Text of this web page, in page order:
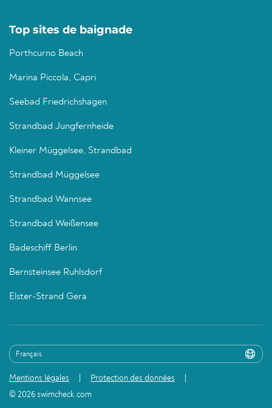
Top sites de baignade
Porthcurno Beach
Marina Piccola, Capri
Seebad Friedrichshagen
Strandbad Jungfernheide
Kleiner Müggelsee, Strandbad
Strandbad Müggelsee
Strandbad Wannsee
Strandbad Weißensee
Badeschiff Berlin
Bernsteinsee Ruhlsdorf
Elster-Strand Gera
Mentions légales
Protection des données
© 2026 swimcheck.com